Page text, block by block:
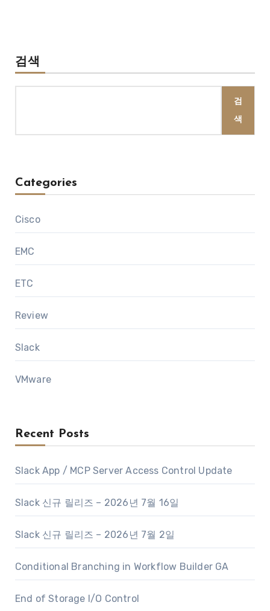
검색
검
색
Categories
Cisco
EMC
ETC
Review
Slack
VMware
Recent Posts
Slack App / MCP Server Access Control Update
Slack 신규 릴리즈 – 2026년 7월 16일
Slack 신규 릴리즈 – 2026년 7월 2일
Conditional Branching in Workflow Builder GA
End of Storage I/O Control